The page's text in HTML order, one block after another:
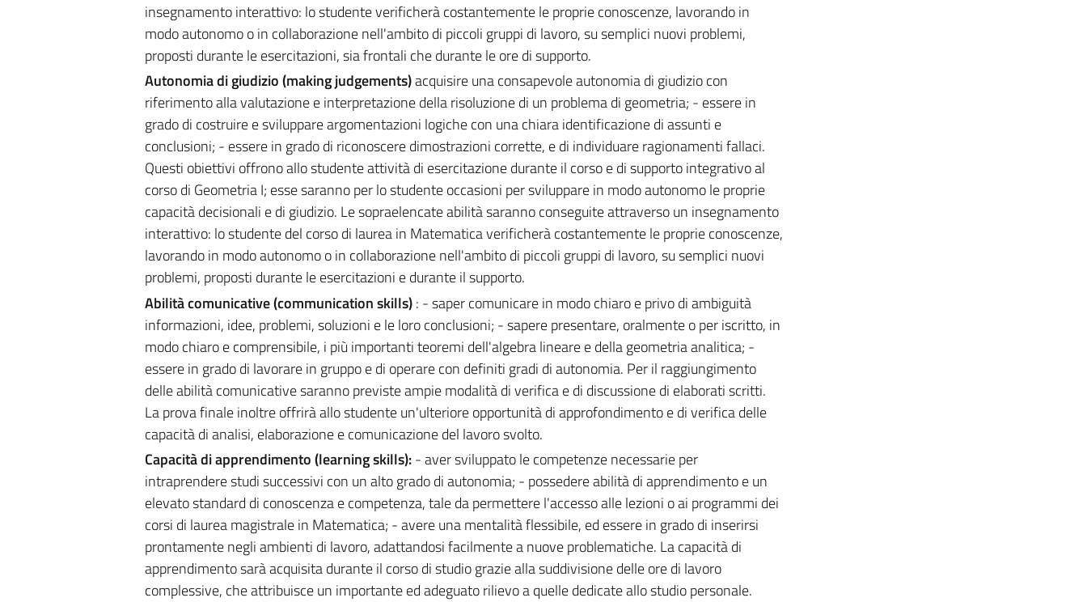
insegnamento interattivo: lo studente verificherà costantemente le proprie conoscenze, lavorando in
modo autonomo o in collaborazione nell'ambito di piccoli gruppi di lavoro, su semplici nuovi problemi,
proposti durante le esercitazioni, sia frontali che durante le ore di supporto.
Autonomia di giudizio (making judgements)acquisire una consapevole autonomia di giudizio con
riferimento alla valutazione e interpretazione della risoluzione di un problema di geometria; - essere in
grado di costruire e sviluppare argomentazioni logiche con una chiara identificazione di assunti e
conclusioni; - essere in grado di riconoscere dimostrazioni corrette, e di individuare ragionamenti fallaci.
Questi obiettivi offrono allo studente attività di esercitazione durante il corso e di supporto integrativo al
corso di Geometria I; esse saranno per lo studente occasioni per sviluppare in modo autonomo le proprie
capacità decisionali e di giudizio. Le sopraelencate abilità saranno conseguite attraverso un insegnamento
interattivo: lo studente del corso di laurea in Matematica verificherà costantemente le proprie conoscenze,
lavorando in modo autonomo o in collaborazione nell'ambito di piccoli gruppi di lavoro, su semplici nuovi
problemi, proposti durante le esercitazioni e durante il supporto.
Abilità comunicative (communication skills): - saper comunicare in modo chiaro e privo di ambiguità
informazioni, idee, problemi, soluzioni e le loro conclusioni; - sapere presentare, oralmente o per iscritto, in
modo chiaro e comprensibile, i più importanti teoremi dell'algebra lineare e della geometria analitica; -
essere in grado di lavorare in gruppo e di operare con definiti gradi di autonomia. Per il raggiungimento
delle abilità comunicative saranno previste ampie modalità di verifica e di discussione di elaborati scritti.
La prova finale inoltre offrirà allo studente un'ulteriore opportunità di approfondimento e di verifica delle
capacità di analisi, elaborazione e comunicazione del lavoro svolto.
Capacità di apprendimento (learning skills):- aver sviluppato le competenze necessarie per
intraprendere studi successivi con un alto grado di autonomia; - possedere abilità di apprendimento e un
elevato standard di conoscenza e competenza, tale da permettere l'accesso alle lezioni o ai programmi dei
corsi di laurea magistrale in Matematica; - avere una mentalità flessibile, ed essere in grado di inserirsi
prontamente negli ambienti di lavoro, adattandosi facilmente a nuove problematiche. La capacità di
apprendimento sarà acquisita durante il corso di studio grazie alla suddivisione delle ore di lavoro
complessive, che attribuisce un importante ed adeguato rilievo a quelle dedicate allo studio personale.